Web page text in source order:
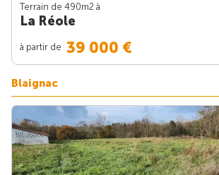
Terrain de 490m2 à
La Réole
à partir de 39 000 €
Blaignac